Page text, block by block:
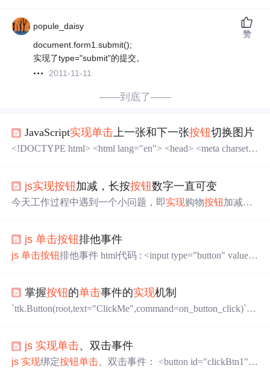
popule_daisy
document.form1.submit();
实现了type="submit"的提交。
2011-11-11
赞
——到底了——
JavaScript实现单击上一张和下一张按钮切换图片
<!DOCTYPE html> <html lang="en"> <head> <meta charset
js实现按钮加减，长按按钮数字一直可变
今天工作过程中遇到一个小问题，即实现购物按钮加减，
="width:146px;margin-left: 130px;"> <span class="input-group-
btn"> ...
js 单击按钮排他事件
js 单击按钮排他事件 html代码 : <input type="button" value
> <input type="button" value="绿了"/> <input type="button" v
alue
掌握按钮的单击事件的实现机制
`ttk.Button(root,text="ClickMe",command=on_button_click)`创
的 单击事件是通过**回调函数**（callbackfunction）的机制
来 实现的。使用以上步骤，当用户 单击按钮时，就会触发
js 实现单击、双击事件
js 实现绑定按钮单击 、双击事件： <button id="clickBtn1">